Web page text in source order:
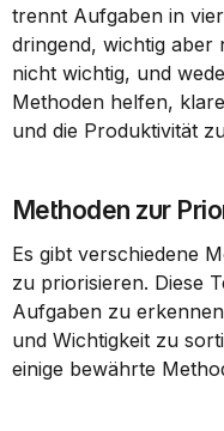
trennt Aufgaben in
dringend, wichtig aber
nicht wichtig, und
Methoden helfen,
und die Produktivität
Methoden zur
Es gibt verschiedene
zu priorisieren. Diese
Aufgaben zu
und Wichtigkeit zu
einige bewährte